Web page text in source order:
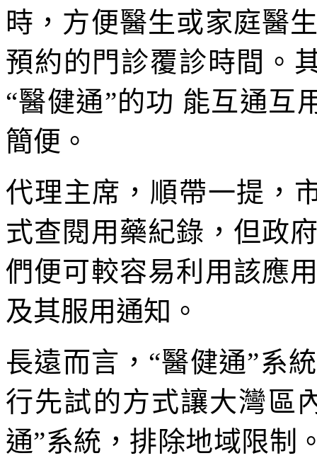
時，方便醫生或家庭醫
預約的門診覆診時間。
“醫健通”的功 能互通互
簡便。
代理主席，順帶一提，
式查閱用藥紀錄，但政
們便可較容易利用該應
及其服用通知。
長遠而言，“醫健通”系
行先試的方式讓大灣區
通”系統，排除地域限制